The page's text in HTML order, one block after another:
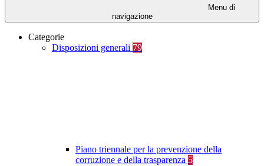
Menu di
navigazione
Categorie
Disposizioni generali 79
Piano triennale per la prevenzione della
corruzione e della trasparenza 5